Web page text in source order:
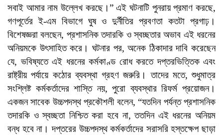
সবাই আমার নাম উল্লেখ করছে।” এই ঘটনাটি পুনরায় প্রমাণ করছে,
গণপূর্তের ই-এম বিভাগে ঘুষ ও দুর্নীতির প্রবণতা কতটা প্রগাঢ়।
বিশেষজ্ঞরা বলছেন, প্রশাসনিক তদারকি ও স্বচ্ছতার অভাব এই ধরনের
অনিয়মকে উৎসাহিত করে। ঘটনার পর, অনেক ঠিকাদার দাবি করেছেন
যে, ভবিষ্যতে এই ধরনের কর্মকাণ্ড রোধ করতে দপ্তরভিত্তিক এবং
রাষ্ট্রীয় পর্যায়ে কঠোর ব্যবস্থা গ্রহণ জরুরি। তাদের মতে, শুধুমাত্র
সংশ্লিষ্ট কর্মকর্তাদের শাস্তি নয়, পুরো ব্যবস্থার রিফর্ম প্রয়োজন।
একজন সাবেক উচ্চপদস্থ প্রকৌশলী বলেন, “যতদিন পর্যন্ত প্রশাসনিক
তদারকি ও স্বচ্ছতা নিশ্চিত করা হবে না, ততদিন এই ধরনের অনিয়ম
বন্ধ হবে না। দপ্তরের উচ্চপদস্থ কর্মকর্তাদের সরাসরি হস্তক্ষেপ ছাড়া